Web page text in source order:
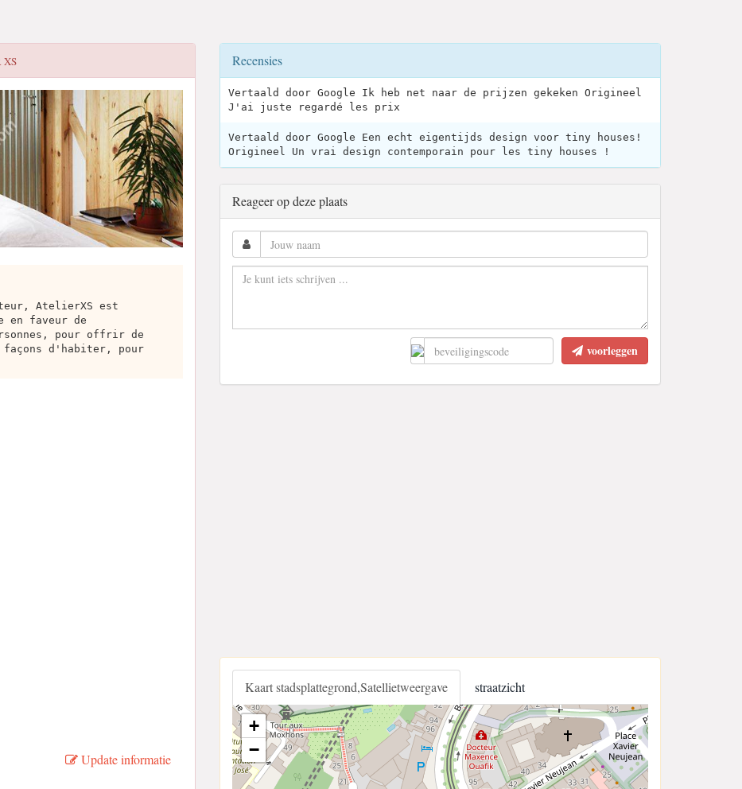
XS
AtelierXS est
en faveur de
pour offrir de
façons d'habiter, pour
Update informatie
Recensies
Vertaald door Google Ik heb net naar de prijzen gekeken Origineel
J'ai juste regardé les prix
Vertaald door Google Een echt eigentijds design voor tiny houses!
Origineel Un vrai design contemporain pour les tiny houses !
Reageer op deze plaats
voorleggen
Kaart stadsplattegrond,Satellietweergave straatzicht
+
−